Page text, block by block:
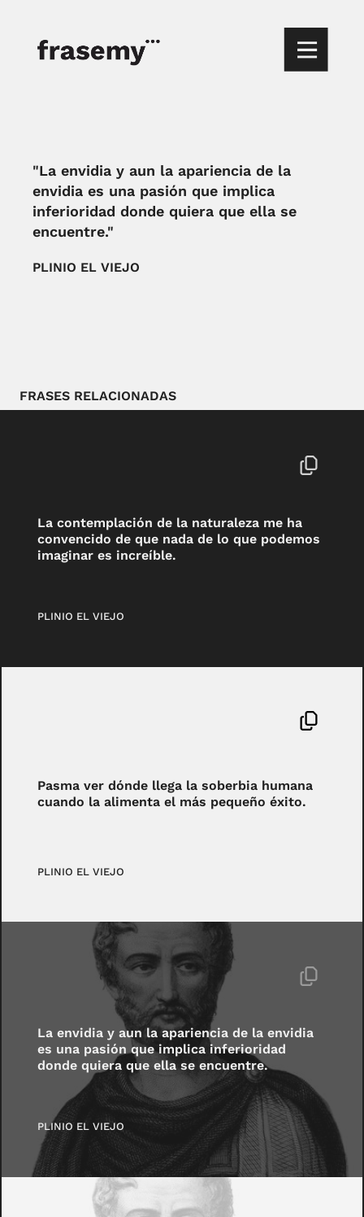
"La envidia y aun la apariencia de la
envidia es una pasión que implica
inferioridad donde quiera que ella se
encuentre."
PLINIO EL VIEJO
FRASES RELACIONADAS
La contemplación de la naturaleza me ha
convencido de que nada de lo que podemos
imaginar es increíble.
PLINIO EL VIEJO
Pasma ver dónde llega la soberbia humana
cuando la alimenta el más pequeño éxito.
PLINIO EL VIEJO
La envidia y aun la apariencia de la envidia
es una pasión que implica inferioridad
donde quiera que ella se encuentre.
PLINIO EL VIEJO